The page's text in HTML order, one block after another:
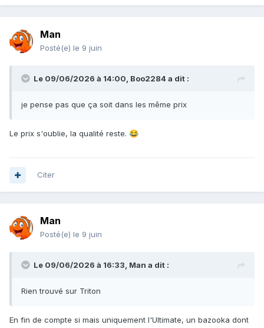
Man
Posté(e) le 9 juin
Le 09/06/2026 à 14:00, Boo2284 a dit :
je pense pas que ça soit dans les même prix
Le prix s'oublie, la qualité reste. 😂
Citer
Man
Posté(e) le 9 juin
Le 09/06/2026 à 16:33, Man a dit :
Rien trouvé sur Triton
En fin de compte si mais uniquement l'Ultimate, un bazooka dont